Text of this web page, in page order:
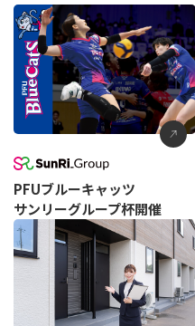
PFUブルーキャッツ
サンリーグループ杯開催